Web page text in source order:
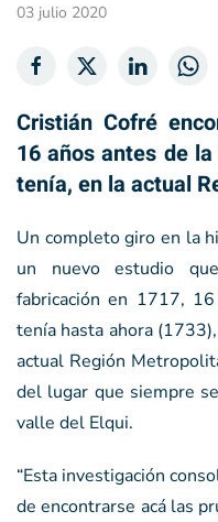
03 julio 2020
Cristián Cofré
16 años antes de
tenía, en la actual
Un completo giro en la
un nuevo estudio
fabricación en 1717,
tenía hasta ahora
actual Región
del lugar que siempre
valle del Elqui.
“Esta investigación
de encontrarse acá las